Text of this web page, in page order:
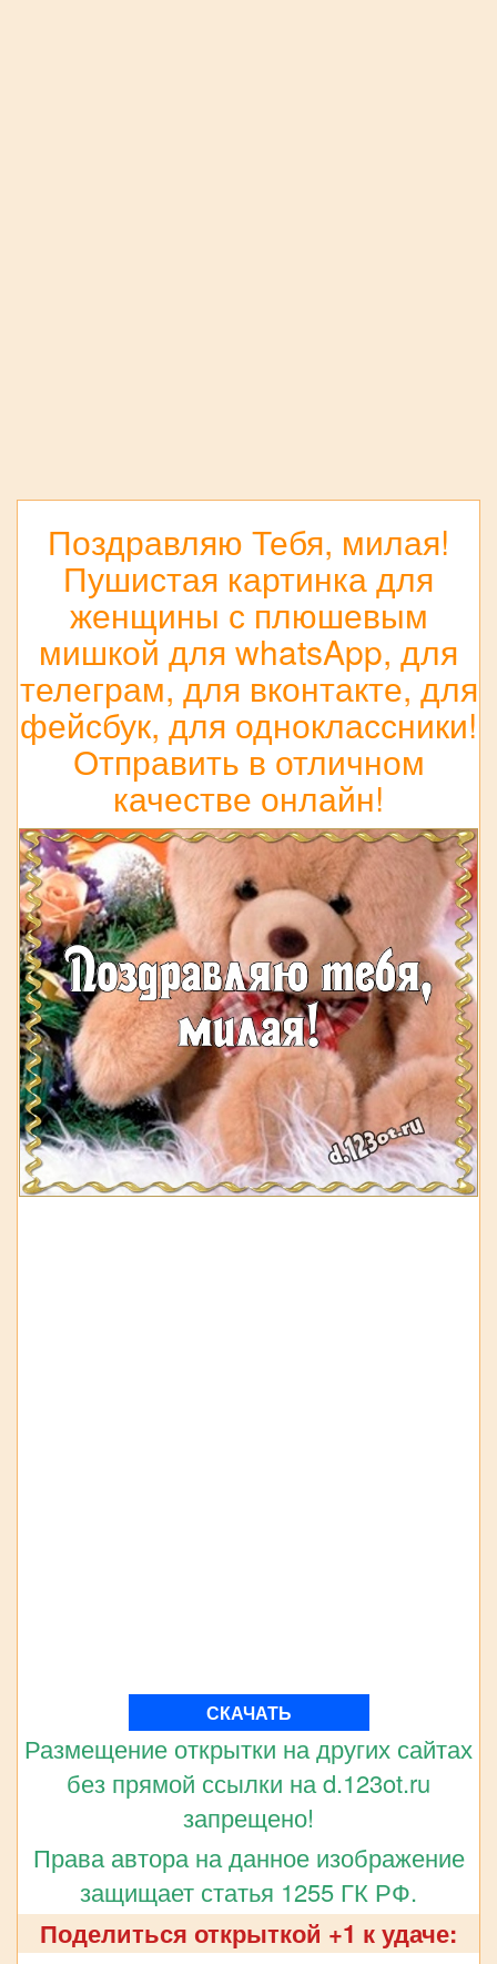
Поздравляю Тебя, милая!
Пушистая картинка для
женщины с плюшевым
мишкой для whatsApp, для
телеграм, для вконтакте, для
фейсбук, для одноклассники!
Отправить в отличном
качестве онлайн!
СКАЧАТЬ
Размещение открытки на других сайтах
без прямой ссылки на d.123ot.ru
запрещено!
Права автора на данное изображение
защищает статья 1255 ГК РФ.
Поделиться открыткой +1 к удаче: